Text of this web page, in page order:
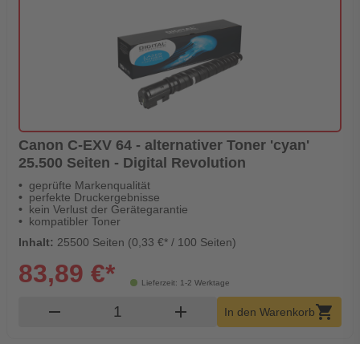
Canon C-EXV 64 - alternativer Toner 'cyan'
25.500 Seiten - Digital Revolution
geprüfte Markenqualität
perfekte Druckergebnisse
kein Verlust der Gerätegarantie
kompatibler Toner
Inhalt: 25500 Seiten (0,33 €* / 100 Seiten)
Lieferzeit: 1-2 Werktage
83,89 €*
remove Produkt Warenkorb Menge
add In den Warenkorbshopping_cart